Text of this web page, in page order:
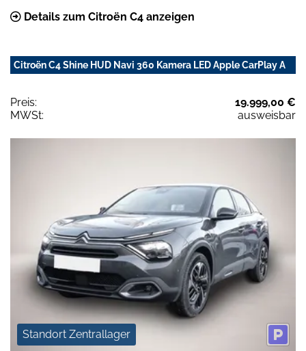
Details zum Citroën C4 anzeigen
Citroën C4 Shine HUD Navi 360 Kamera LED Apple CarPlay A
Preis:
19.999,00 €
MWSt:
ausweisbar
Standort Zentrallager